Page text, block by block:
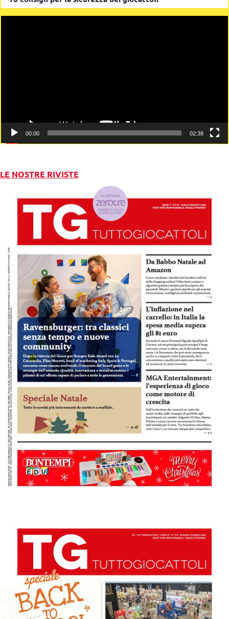
00:00 02:38
LE NOSTRE RIVISTE